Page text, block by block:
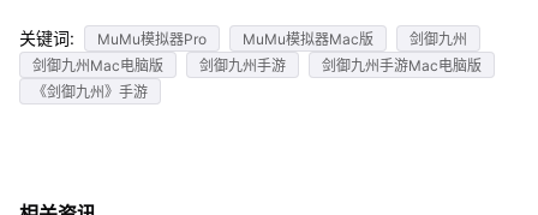
关键词: MuMu模拟器Pro MuMu模拟器Mac版
剑御九州
剑御九州Mac电脑版
剑御九州手游
剑御九州手游Mac电脑版
《剑御九州》手游